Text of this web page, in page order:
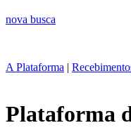
nova busca
A Plataforma |
Plataforma